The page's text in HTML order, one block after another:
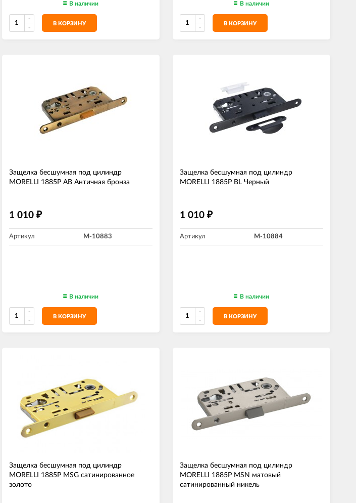
В наличии
В КОРЗИНУ
В наличии
В КОРЗИНУ
Защелка бесшумная под цилиндр
MORELLI 1885P AB Античная бронза
1 010 ₽
Артикул M-10883
В наличии
В КОРЗИНУ
Защелка бесшумная под цилиндр
MORELLI 1885P BL Черный
1 010 ₽
Артикул M-10884
В наличии
В КОРЗИНУ
Защелка бесшумная под цилиндр
MORELLI 1885P MSG сатинированное
золото
Защелка бесшумная под цилиндр
MORELLI 1885P MSN матовый
сатинированный никель